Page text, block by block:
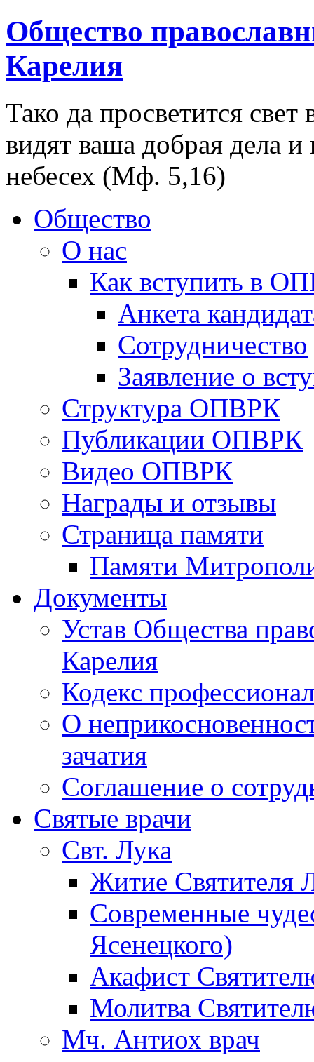
Общество
Карелия
Тако да просветится
видят ваша добрая дела
небесех (Мф. 5,16)
Общество
О нас
Как вступить в
Анкета
Сотрудничество
Заявление о
Структура ОПВРК
Публикации ОПВРК
Видео ОПВРК
Награды и отзывы
Страница памяти
Памяти
Документы
Устав Общества
Карелия
Кодекс
О
зачатия
Соглашение о
Святые врачи
Свт. Лука
Житие Святителя
Современные
Ясенецкого)
Акафист
Молитва
Мч. Антиох врач